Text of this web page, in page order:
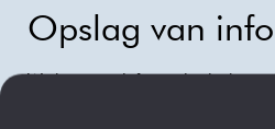
Opslag van
We bewaren informatie slechts
doeleinden te vervullen